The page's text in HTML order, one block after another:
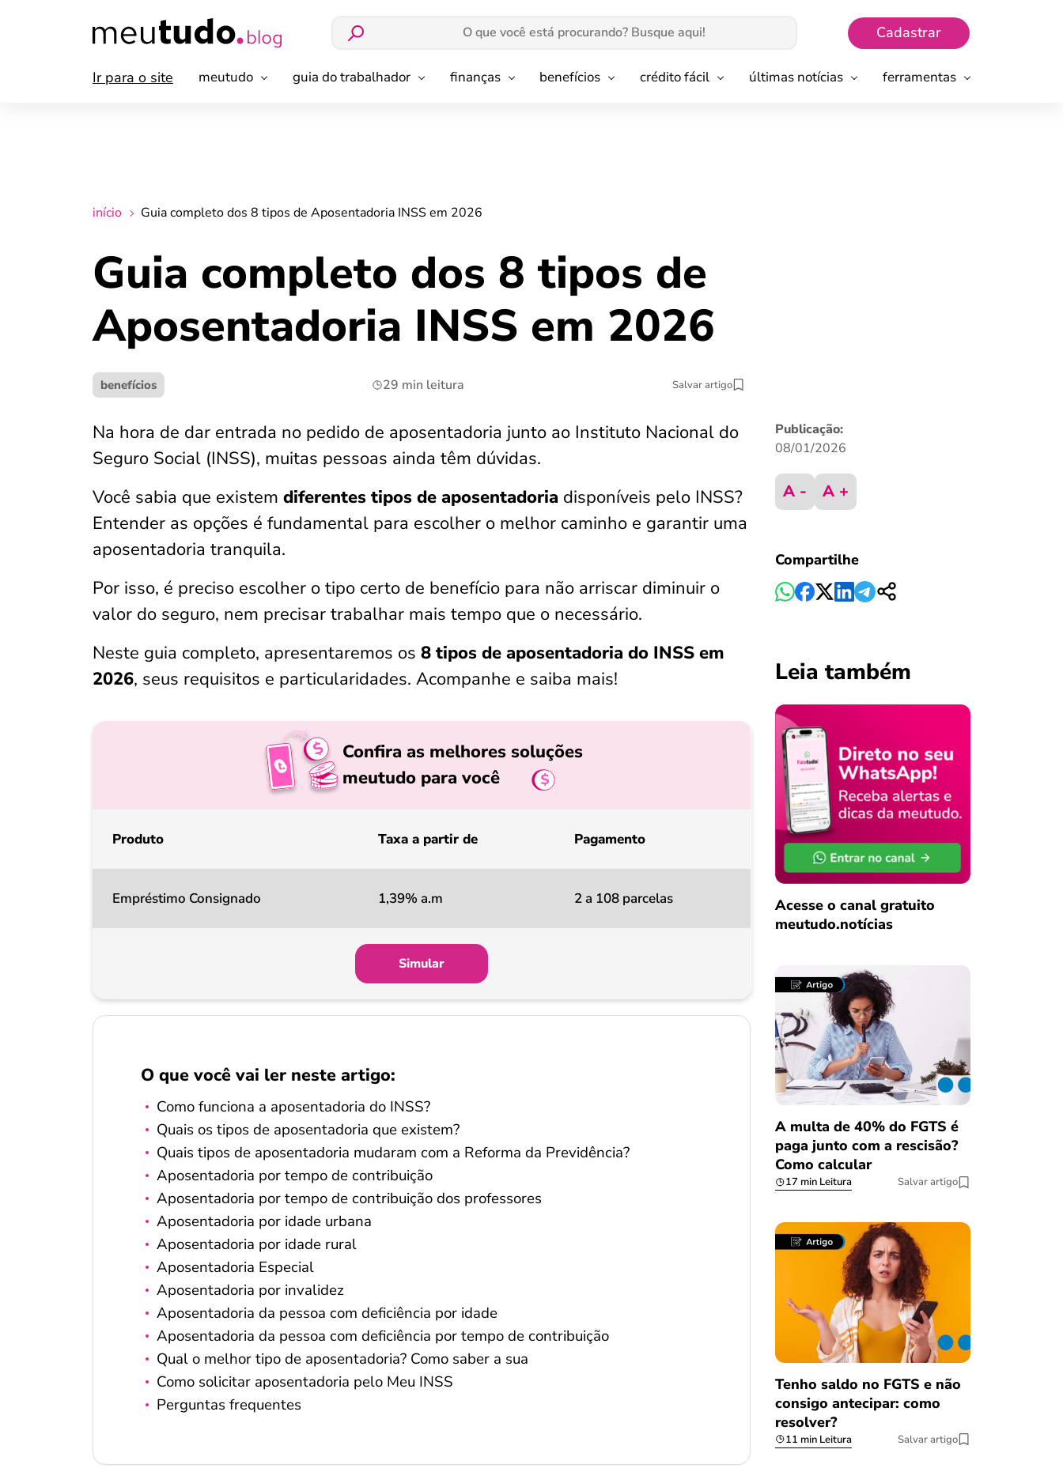
Cadastrar
Ir para o site meutudo guia do trabalhador finanças benefícios crédito fácil últimas notícias ferramentas
início Guia completo dos 8 tipos de Aposentadoria INSS em 2026
Guia completo dos 8 tipos de
Aposentadoria INSS em 2026
benefícios 29 min leitura Salvar artigo
Na hora de dar entrada no pedido de aposentadoria junto ao Instituto Nacional do
Seguro Social (INSS), muitas pessoas ainda têm dúvidas.
Você sabia que existem diferentes tipos de aposentadoria disponíveis pelo INSS?
Entender as opções é fundamental para escolher o melhor caminho e garantir uma
aposentadoria tranquila.
Por isso, é preciso escolher o tipo certo de benefício para não arriscar diminuir o
valor do seguro, nem precisar trabalhar mais tempo que o necessário.
Neste guia completo, apresentaremos os 8 tipos de aposentadoria do INSS em
2026, seus requisitos e particularidades. Acompanhe e saiba mais!
Confira as melhores soluções
meutudo para você
Produto Taxa a partir de Pagamento
Empréstimo Consignado 1,39% a.m 2 a 108 parcelas
Simular
O que você vai ler neste artigo:
Como funciona a aposentadoria do INSS?
Quais os tipos de aposentadoria que existem?
Quais tipos de aposentadoria mudaram com a Reforma da Previdência?
Aposentadoria por tempo de contribuição
Aposentadoria por tempo de contribuição dos professores
Aposentadoria por idade urbana
Aposentadoria por idade rural
Aposentadoria Especial
Aposentadoria por invalidez
Aposentadoria da pessoa com deficiência por idade
Aposentadoria da pessoa com deficiência por tempo de contribuição
Qual o melhor tipo de aposentadoria? Como saber a sua
Como solicitar aposentadoria pelo Meu INSS
Perguntas frequentes
Publicação:
08/01/2026
A - A +
Compartilhe
Leia também
Acesse o canal gratuito
meutudo.notícias
A multa de 40% do FGTS é
paga junto com a rescisão?
Como calcular
17 min Leitura Salvar artigo
Tenho saldo no FGTS e não
consigo antecipar: como
resolver?
11 min Leitura Salvar artigo